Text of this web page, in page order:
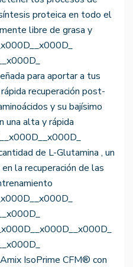
proteica en todo el
libre de grasa y
para aportar a tus
recuperación post-
y su bajísimo
una alta y rápida
de L-Glutamina , un
la recuperación de las
IsoPrime CFM® con